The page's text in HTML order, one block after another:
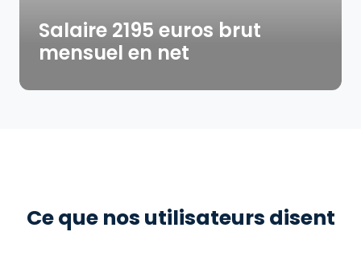
Salaire 2195 euros brut
mensuel en net
Ce que nos utilisateurs disent